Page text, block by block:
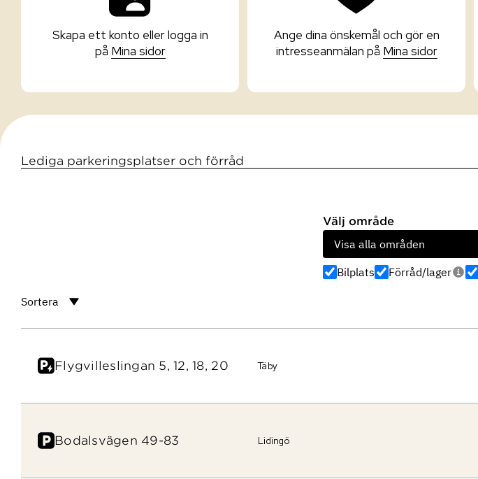
Skapa ett konto eller logga in
på Mina sidor
Ange dina önskemål och gör en
intresseanmälan på Mina sidor
Lediga parkeringsplatser och förråd
Välj område
Bilplats Förråd/lager
Flygvilleslingan 5, 12, 18, 20 Täby
Bodalsvägen 49-83 Lidingö